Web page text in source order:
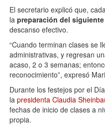
El secretario explicó que,
la preparación del
descanso efectivo.
“Cuando terminan clases se
administrativas, y regresan
acaso, 2 o 3 semanas;
reconocimiento”, expresó
Durante los festejos por el
la presidenta Claudia
fechas de inicio de clases a
propia.